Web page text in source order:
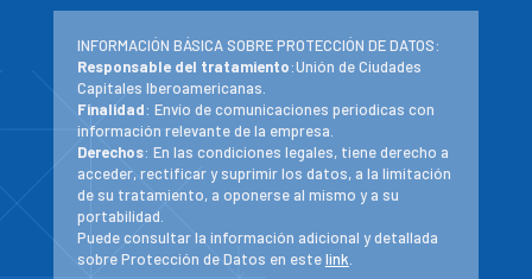
INFORMACIÓN BÁSICA SOBRE PROTECCIÓN DE DATOS:
Responsable del tratamiento:Unión de Ciudades
Capitales Iberoamericanas.
Finalidad: Envío de comunicaciones periodicas con
información relevante de la empresa.
Derechos: En las condiciones legales, tiene derecho a
acceder, rectificar y suprimir los datos, a la limitación
de su tratamiento, a oponerse al mismo y a su
portabilidad.
Puede consultar la información adicional y detallada
sobre Protección de Datos en estelink